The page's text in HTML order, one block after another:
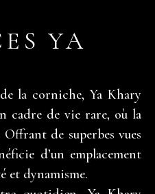
YA
la corniche, Ya Khary
cadre de vie rare, où la
de superbes vues
d’un emplacement
et dynamisme.